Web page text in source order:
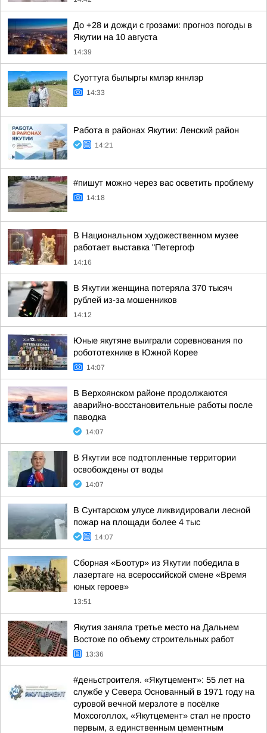
До +28 и дожди с грозами: прогноз погоды в
Якутии на 10 августа
14:39
Суоттуга былыргы кмлэр кннлэр
14:33
Работа в районах Якутии: Ленский район
14:21
#пишут можно через вас осветить проблему
14:18
В Национальном художественном музее
работает выставка "Петергоф
14:16
В Якутии женщина потеряла 370 тысяч
рублей из-за мошенников
14:12
Юные якутяне выиграли соревнования по
робототехнике в Южной Корее
14:07
В Верхоянском районе продолжаются
аварийно-восстановительные работы после
паводка
14:07
В Якутии все подтопленные территории
освобождены от воды
14:07
В Сунтарском улусе ликвидировали лесной
пожар на площади более 4 тыс
14:07
Сборная «Боотур» из Якутии победила в
лазертаге на всероссийской смене «Время
юных героев»
13:51
Якутия заняла третье место на Дальнем
Востоке по объему строительных работ
13:36
#деньстроителя. «Якутцемент»: 55 лет на
службе у Севера Основанный в 1971 году на
суровой вечной мерзлоте в посёлке
Мохсоголлох, «Якутцемент» стал не просто
первым, а единственным цементным